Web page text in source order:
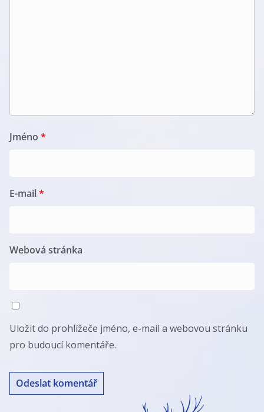
Jméno *
E-mail*
Webová stránka
Uložit do prohlížeče jméno, e-mail a webovou stránku
pro budoucí komentáře.